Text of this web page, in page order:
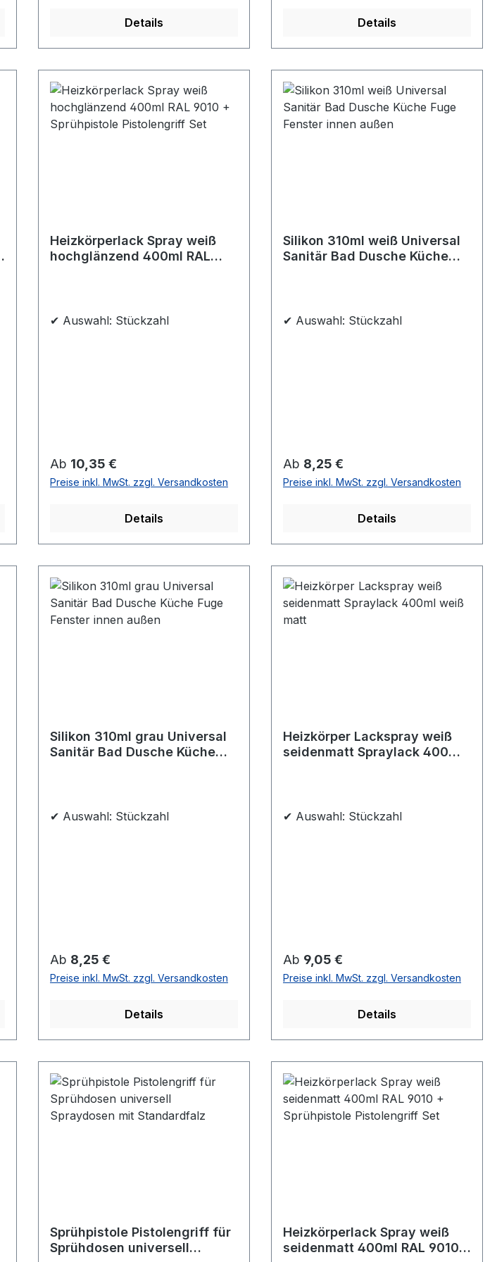
Details Details
Heizkörperlack Spray weiß
hochglänzend 400ml RAL
✔ Auswahl: Stückzahl
Regulärer Preis:
Ab 10,35 €
Preise inkl. MwSt. zzgl. Versandkosten
Details
Silikon 310ml weiß Universal
Sanitär Bad Dusche Küche
✔ Auswahl: Stückzahl
Regulärer Preis:
Ab 8,25 €
Preise inkl. MwSt. zzgl. Versandkosten
Details
Silikon 310ml grau Universal
Sanitär Bad Dusche Küche
✔ Auswahl: Stückzahl
Regulärer Preis:
Ab 8,25 €
Preise inkl. MwSt. zzgl. Versandkosten
Details
Heizkörper Lackspray weiß
seidenmatt Spraylack 400ml
✔ Auswahl: Stückzahl
Regulärer Preis:
Ab 9,05 €
Preise inkl. MwSt. zzgl. Versandkosten
Details
Sprühpistole Pistolengriff für
Sprühdosen universell
Heizkörperlack Spray weiß
seidenmatt 400ml RAL 9010 +